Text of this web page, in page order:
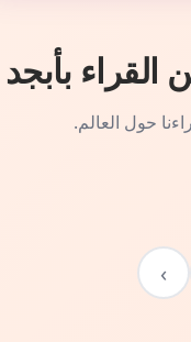
القراء بأبجد
حول العالم.
›